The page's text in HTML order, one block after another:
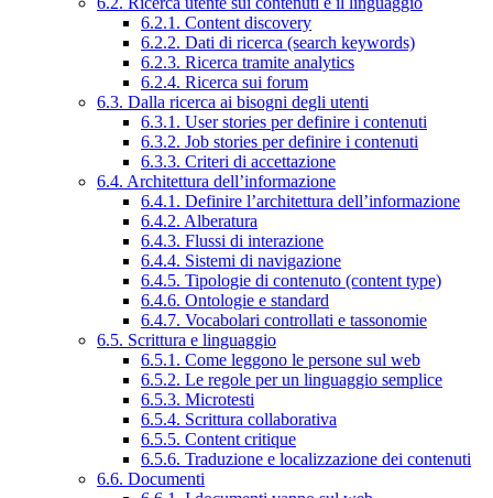
6.2.1. Content discovery
6.2.2. Dati di ricerca (search keywords)
6.2.3. Ricerca tramite analytics
6.2.4. Ricerca sui forum
6.3. Dalla ricerca ai bisogni degli utenti
6.3.1. User stories per definire i contenuti
6.3.2. Job stories per definire i contenuti
6.3.3. Criteri di accettazione
6.4. Architettura dell’informazione
6.4.1. Definire l’architettura dell’informazione
6.4.2. Alberatura
6.4.3. Flussi di interazione
6.4.4. Sistemi di navigazione
6.4.5. Tipologie di contenuto (content type)
6.4.6. Ontologie e standard
6.4.7. Vocabolari controllati e tassonomie
6.5. Scrittura e linguaggio
6.5.1. Come leggono le persone sul web
6.5.2. Le regole per un linguaggio semplice
6.5.3. Microtesti
6.5.4. Scrittura collaborativa
6.5.5. Content critique
6.5.6. Traduzione e localizzazione dei contenuti
6.6. Documenti